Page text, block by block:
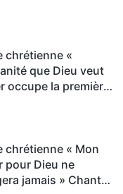
chrétienne «
que Dieu veut
occupe la première
chrétienne « Mon
pour Dieu ne
jamais » Chant